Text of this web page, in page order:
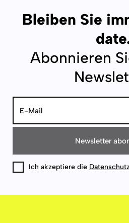
Bleiben Sie
Abonnieren
Newsletter
Ich akzeptiere die